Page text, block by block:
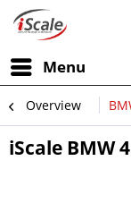
Menu
Overview
iScale BMW